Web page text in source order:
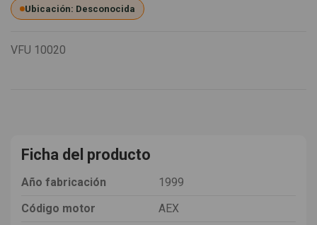
Ubicación: Desconocida
VFU 10020
Ficha del producto
Año fabricación
1999
Código motor
AEX